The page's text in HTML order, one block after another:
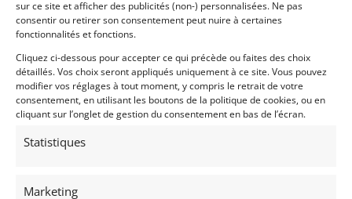
sur ce site et afficher des publicités (non-) personnalisées. Ne pas
consentir ou retirer son consentement peut nuire à certaines
fonctionnalités et fonctions.
Cliquez ci-dessous pour accepter ce qui précède ou faites des choix
détaillés. Vos choix seront appliqués uniquement à ce site. Vous pouvez
modifier vos réglages à tout moment, y compris le retrait de votre
consentement, en utilisant les boutons de la politique de cookies, ou en
cliquant sur l’onglet de gestion du consentement en bas de l’écran.
Statistiques
Marketing
20